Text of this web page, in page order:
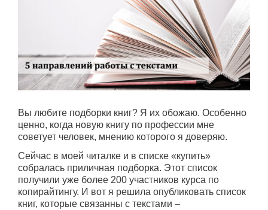
Вы любите подборки книг? Я их обожаю. Особенно
ценно, когда новую книгу по профессии мне
советует человек, мнению которого я доверяю.
Сейчас в моей читалке и в списке «купить»
собралась приличная подборка. Этот список
получили уже более 200 участников курса по
копирайтингу. И вот я решила опубликовать список
книг, которые связанны с текстами –